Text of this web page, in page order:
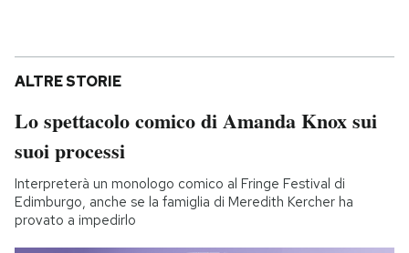
ALTRE STORIE
Lo spettacolo comico di Amanda Knox sui
suoi processi
Interpreterà un monologo comico al Fringe Festival di
Edimburgo, anche se la famiglia di Meredith Kercher ha
provato a impedirlo